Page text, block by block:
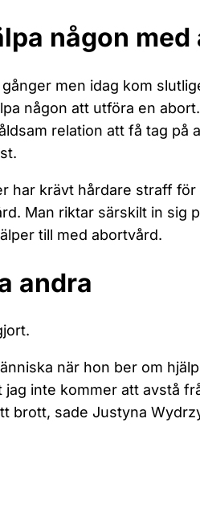
någon med
men idag kom
någon att utföra en
relation att få tag på
har krävt hårdare straff för
Man riktar särskilt in sig
till med abortvård.
andra
när hon ber om
inte kommer att avstå
brott, sade Justyna